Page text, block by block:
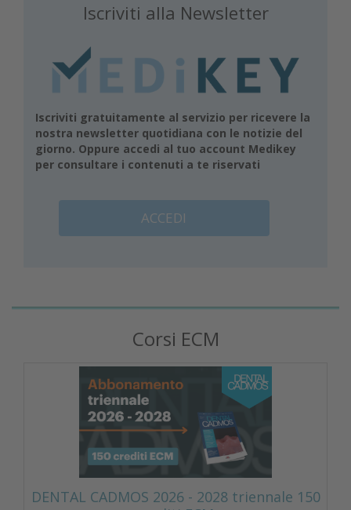
Iscriviti alla Newsletter
Iscriviti gratuitamente al servizio per ricevere la
nostra newsletter quotidiana con le notizie del
giorno. Oppure accedi al tuo account Medikey
per consultare i contenuti a te riservati
ACCEDI
Corsi ECM
DENTAL CADMOS 2026 - 2028 triennale 150